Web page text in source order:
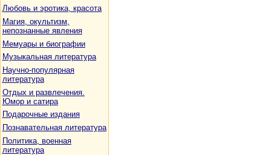
Любовь и эротика, красота
Магия, окультизм,
непознанные явления
Мемуары и биографии
Музыкальная литература
Научно-популярная
литература
Отдых и развлечения.
Юмор и сатира
Подарочные издания
Познавательная литература
Политика, военная
литература